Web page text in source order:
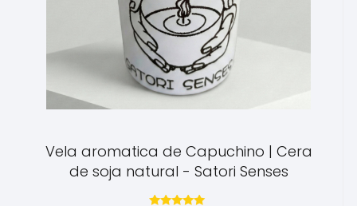
Vela aromatica de Capuchino | Cera
de soja natural - Satori Senses